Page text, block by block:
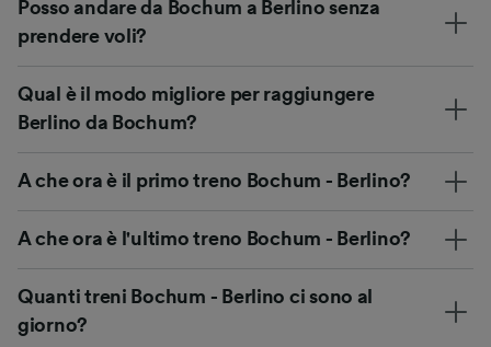
Posso andare da Bochum a Berlino senza
prendere voli?
Qual è il modo migliore per raggiungere
Berlino da Bochum?
A che ora è il primo treno Bochum - Berlino?
A che ora è l'ultimo treno Bochum - Berlino?
Quanti treni Bochum - Berlino ci sono al
giorno?